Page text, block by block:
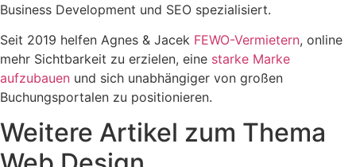
Business Development und SEO spezialisiert.
Seit 2019 helfen Agnes & Jacek FEWO-Vermietern, online
mehr Sichtbarkeit zu erzielen, eine starke Marke
aufzubauen und sich unabhängiger von großen
Buchungsportalen zu positionieren.
Weitere Artikel zum Thema